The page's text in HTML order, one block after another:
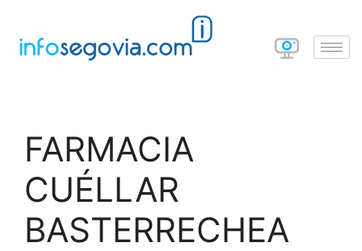
FARMACIA
CUÉLLAR
BASTERRECHEA